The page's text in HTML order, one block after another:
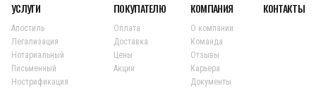
УСЛУГИ
Апостиль
Легализация
Нотариальный
Письменный
Нострификация
ПОКУПАТЕЛЮ
Оплата
Доставка
Цены
Акции
КОМПАНИЯ
О компании
Команда
Отзывы
Карьера
Документы
КОНТАКТЫ